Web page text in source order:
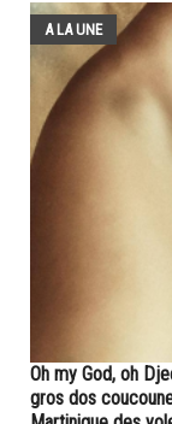
A LA UNE
Oh my God, oh
gros dos